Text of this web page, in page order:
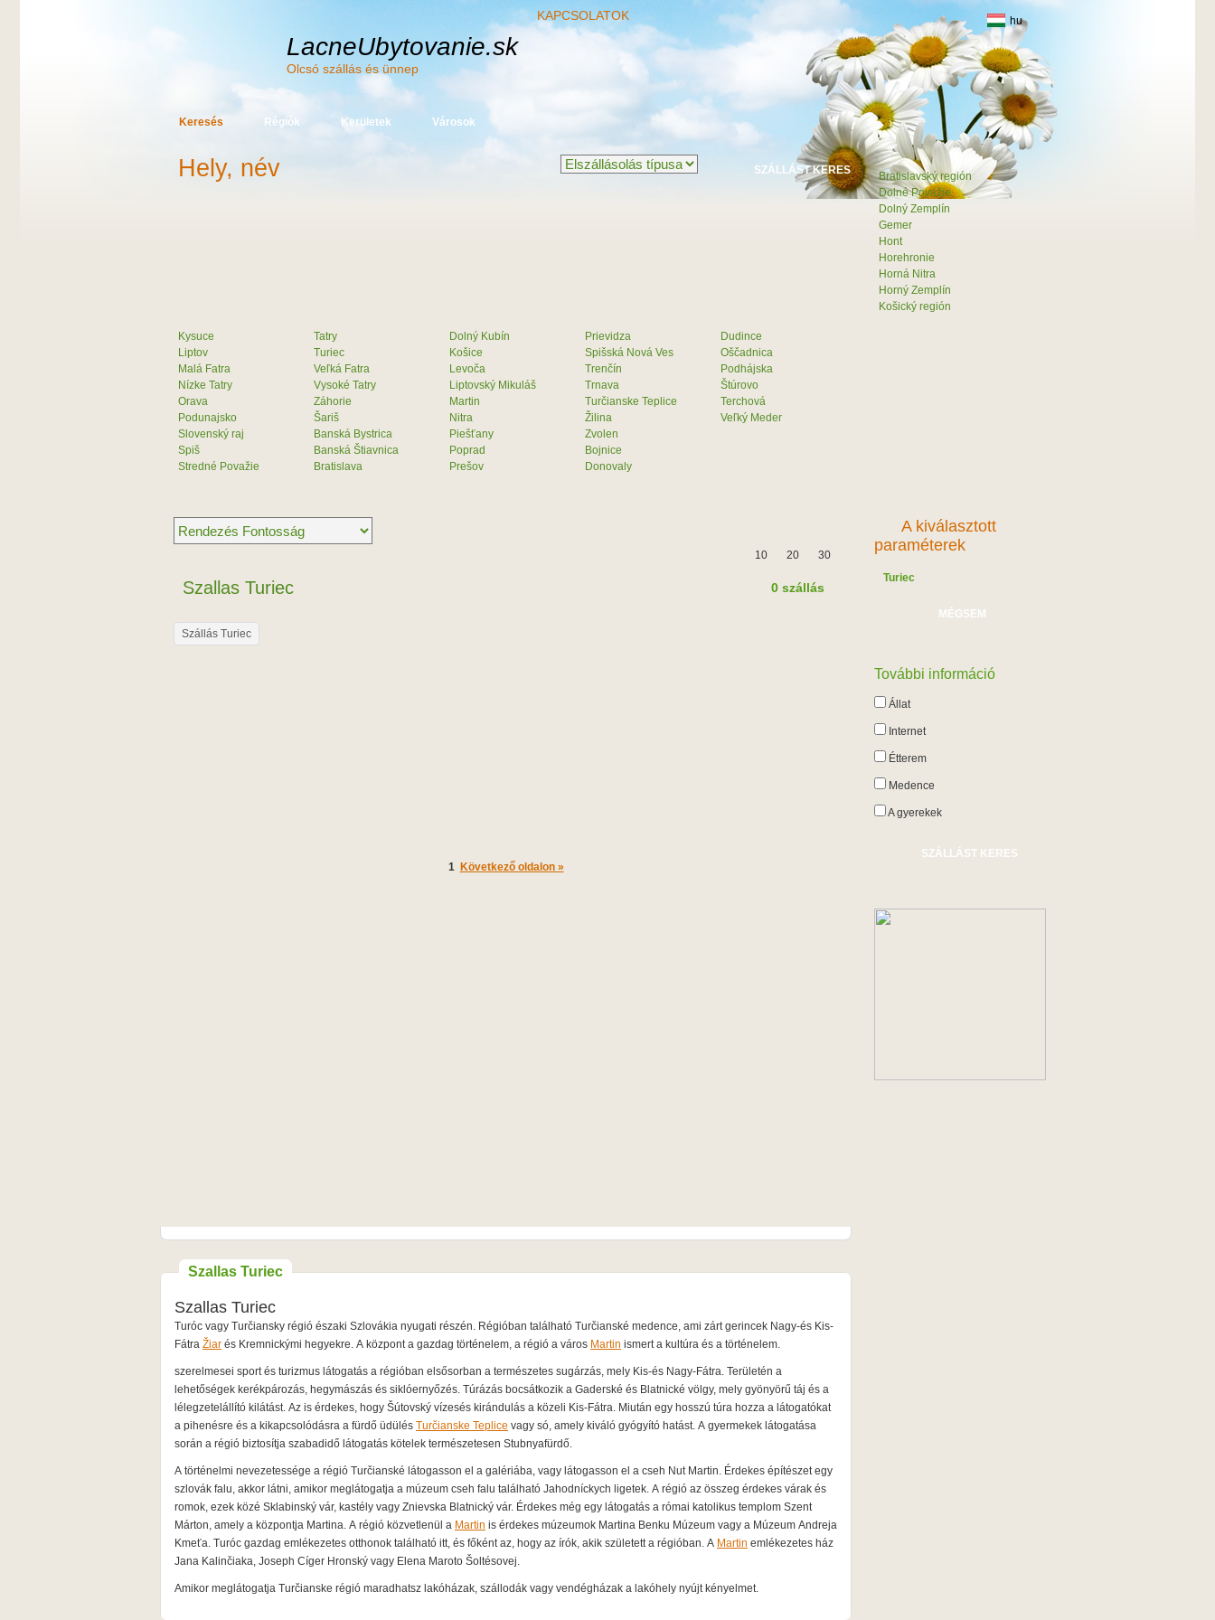
LacneUbytovanie.sk
Olcsó szállás és ünnep
KAPCSOLATOK hu
Keresés Régiók Kerületek Városok
Hely, név
Bratislavský región
Dolné Považie
Dolný Zemplín
Gemer
Hont
Horehronie
Horná Nitra
Horný Zemplín
Košický región
Kysuce
Liptov
Malá Fatra
Nízke Tatry
Orava
Podunajsko
Slovenský raj
Spiš
Stredné Považie
Tatry
Turiec
Veľká Fatra
Vysoké Tatry
Záhorie
Šariš
Banská Bystrica
Banská Štiavnica
Bratislava
Dolný Kubín
Košice
Levoča
Liptovský Mikuláš
Martin
Nitra
Piešťany
Poprad
Prešov
Prievidza
Spišská Nová Ves
Trenčín
Trnava
Turčianske Teplice
Žilina
Zvolen
Bojnice
Donovaly
Dudince
Oščadnica
Podhájska
Štúrovo
Terchová
Veľký Meder
10 20 30
0 szállás
Szallas Turiec
Szállás Turiec
1 Következő oldalon »
Szallas Turiec
Szallas Turiec
Turóc vagy Turčiansky régió északi Szlovákia nyugati részén. Régióban található Turčianské medence, ami zárt gerincek Nagy-és Kis-
Fátra Žiar és Kremnickými hegyekre. A központ a gazdag történelem, a régió a város Martin ismert a kultúra és a történelem.
szerelmesei sport és turizmus látogatás a régióban elsősorban a természetes sugárzás, mely Kis-és Nagy-Fátra. Területén a
lehetőségek kerékpározás, hegymászás és siklóernyőzés. Túrázás bocsátkozik a Gaderské és Blatnické völgy, mely gyönyörű táj és a
lélegzetelállító kilátást. Az is érdekes, hogy Šútovský vízesés kirándulás a közeli Kis-Fátra. Miután egy hosszú túra hozza a látogatókat
a pihenésre és a kikapcsolódásra a fürdő üdülés Turčianske Teplice vagy só, amely kiváló gyógyító hatást. A gyermekek látogatása
során a régió biztosítja szabadidő látogatás kötelek természetesen Stubnyafürdő.
A történelmi nevezetessége a régió Turčianské látogasson el a galériába, vagy látogasson el a cseh Nut Martin. Érdekes építészet egy
szlovák falu, akkor látni, amikor meglátogatja a múzeum cseh falu található Jahodníckych ligetek. A régió az összeg érdekes várak és
romok, ezek közé Sklabinský vár, kastély vagy Znievska Blatnický vár. Érdekes még egy látogatás a római katolikus templom Szent
Márton, amely a központja Martina. A régió közvetlenül a Martin is érdekes múzeumok Martina Benku Múzeum vagy a Múzeum Andreja
Kmeťa. Turóc gazdag emlékezetes otthonok található itt, és főként az, hogy az írók, akik született a régióban. A Martin emlékezetes ház
Jana Kalinčiaka, Joseph Cíger Hronský vagy Elena Maroto Šoltésovej.
Amikor meglátogatja Turčianske régió maradhatsz lakóházak, szállodák vagy vendégházak a lakóhely nyújt kényelmet.
A kiválasztott
paraméterek
Turiec
MÉGSEM
További információ
Állat
Internet
Étterem
Medence
A gyerekek